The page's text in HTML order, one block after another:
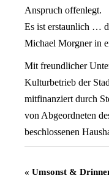
Anspruch offenlegt.
Es ist erstaunlich …
Michael Morgner in
Mit freundlicher
Kulturbetrieb der
mitfinanziert durch
von Abgeordneten
beschlossenen
Veranstaltung
« Umsonst &